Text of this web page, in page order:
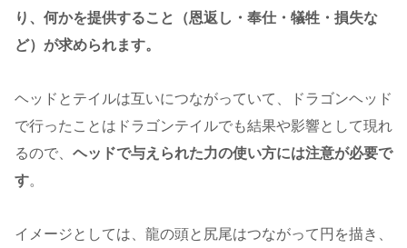
り、何かを提供すること（恩返し・奉仕・犠牲・損失な
ど）が求められます。
ヘッドとテイルは互いにつながっていて、ドラゴンヘッド
で行ったことはドラゴンテイルでも結果や影響として現れ
るので、 ヘッドで与えられた力の使い方には注意が必要で
す。
イメージとしては、龍の頭と尻尾はつながって円を描き、